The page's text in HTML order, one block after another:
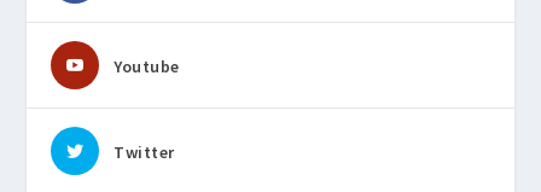
Youtube
Twitter